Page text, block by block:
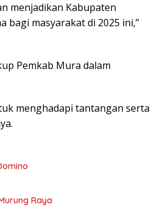
menjadikan Kabupaten
bagi masyarakat di 2025 ini,”
Pemkab Mura dalam
menghadapi tantangan serta
Raya